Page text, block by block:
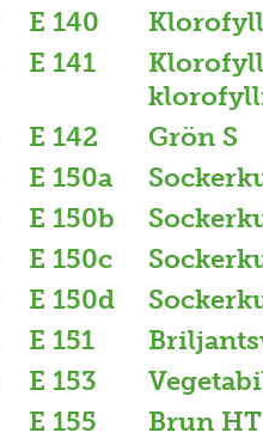
E 140
E 141
E 142 Grön S
E 150a
E 150b
E 150c
E 150d
E 151
E 153
E 155 Brun HT